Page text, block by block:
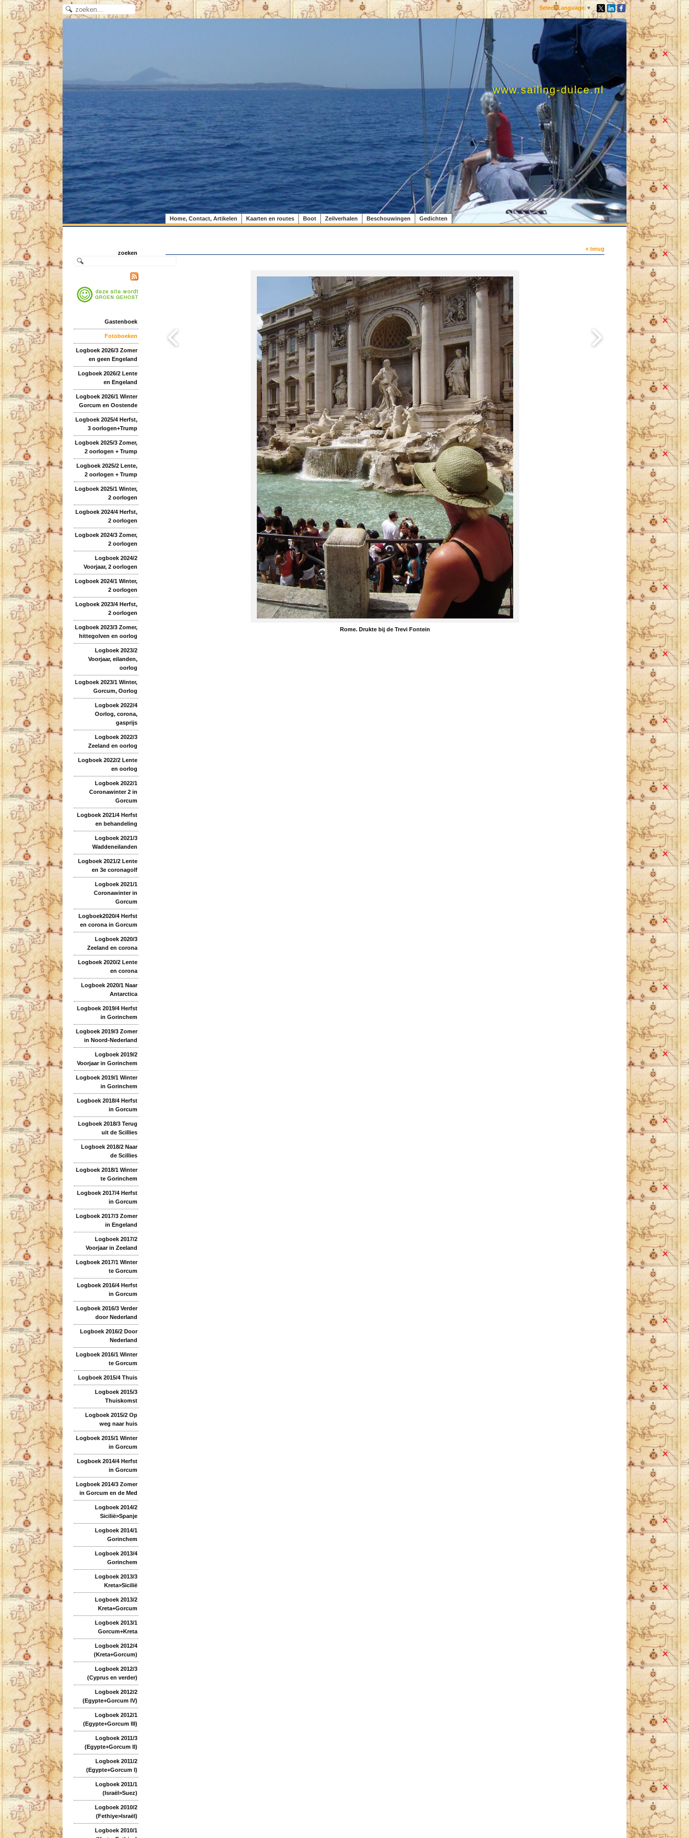
Select Language ▼
www.sailing-dulce.nl
Home, Contact, Artikelen Kaarten en routes Boot Zeilverhalen Beschouwingen Gedichten
zoeken
Gastenboek
Fotoboeken
Logboek 2026/3 Zomer
en geen Engeland
Logboek 2026/2 Lente
en Engeland
Logboek 2026/1 Winter
Gorcum en Oostende
Logboek 2025/4 Herfst,
3 oorlogen+Trump
Logboek 2025/3 Zomer,
2 oorlogen + Trump
Logboek 2025/2 Lente,
2 oorlogen + Trump
Logboek 2025/1 Winter,
2 oorlogen
Logboek 2024/4 Herfst,
2 oorlogen
Logboek 2024/3 Zomer,
2 oorlogen
Logboek 2024/2
Voorjaar, 2 oorlogen
Logboek 2024/1 Winter,
2 oorlogen
Logboek 2023/4 Herfst,
2 oorlogen
Logboek 2023/3 Zomer,
hittegolven en oorlog
Logboek 2023/2
Voorjaar, eilanden,
oorlog
Logboek 2023/1 Winter,
Gorcum, Oorlog
Logboek 2022/4
Oorlog, corona,
gasprijs
Logboek 2022/3
Zeeland en oorlog
Logboek 2022/2 Lente
en oorlog
Logboek 2022/1
Coronawinter 2 in
Gorcum
Logboek 2021/4 Herfst
en behandeling
Logboek 2021/3
Waddeneilanden
Logboek 2021/2 Lente
en 3e coronagolf
Logboek 2021/1
Coronawinter in
Gorcum
Logboek2020/4 Herfst
en corona in Gorcum
Logboek 2020/3
Zeeland en corona
Logboek 2020/2 Lente
en corona
Logboek 2020/1 Naar
Antarctica
Logboek 2019/4 Herfst
in Gorinchem
Logboek 2019/3 Zomer
in Noord-Nederland
Logboek 2019/2
Voorjaar in Gorinchem
Logboek 2019/1 Winter
in Gorinchem
Logboek 2018/4 Herfst
in Gorcum
Logboek 2018/3 Terug
uit de Scillies
Logboek 2018/2 Naar
de Scillies
Logboek 2018/1 Winter
te Gorinchem
Logboek 2017/4 Herfst
in Gorcum
Logboek 2017/3 Zomer
in Engeland
Logboek 2017/2
Voorjaar in Zeeland
Logboek 2017/1 Winter
te Gorcum
Logboek 2016/4 Herfst
in Gorcum
Logboek 2016/3 Verder
door Nederland
Logboek 2016/2 Door
Nederland
Logboek 2016/1 Winter
te Gorcum
Logboek 2015/4 Thuis
Logboek 2015/3
Thuiskomst
Logboek 2015/2 Op
weg naar huis
Logboek 2015/1 Winter
in Gorcum
Logboek 2014/4 Herfst
in Gorcum
Logboek 2014/3 Zomer
in Gorcum en de Med
Logboek 2014/2
Sicilië>Spanje
Logboek 2014/1
Gorinchem
Logboek 2013/4
Gorinchem
Logboek 2013/3
Kreta>Sicilië
Logboek 2013/2
Kreta+Gorcum
Logboek 2013/1
Gorcum+Kreta
Logboek 2012/4
(Kreta+Gorcum)
Logboek 2012/3
(Cyprus en verder)
Logboek 2012/2
(Egypte+Gorcum IV)
Logboek 2012/1
(Egypte+Gorcum III)
Logboek 2011/3
(Egypte+Gorcum II)
Logboek 2011/2
(Egypte+Gorcum I)
Logboek 2011/1
(Israël>Suez)
Logboek 2010/2
(Fethiye>Israël)
Logboek 2010/1
« terug
Rome. Drukte bij de Trevi Fontein